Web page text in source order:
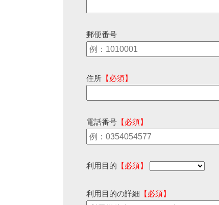
郵便番号
住所 【必須】
電話番号 【必須】
利用目的 【必須】
利用目的の詳細 【必須】